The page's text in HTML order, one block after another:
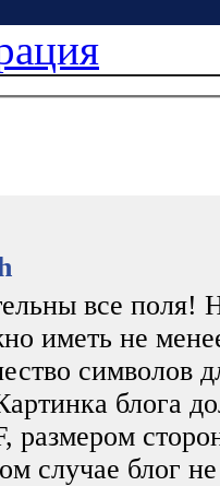
все поля!
иметь не
символов
блога
размером
случае блог